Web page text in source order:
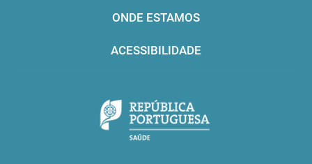
ONDE ESTAMOS
ACESSIBILIDADE